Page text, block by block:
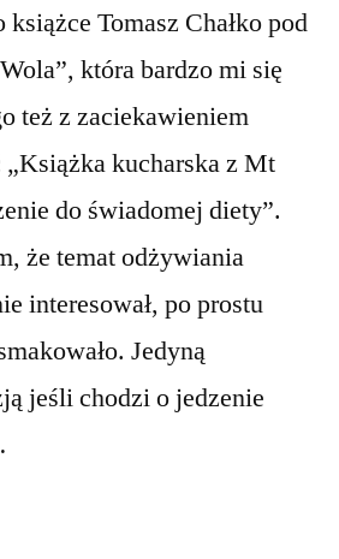
książce Tomasz Chałko pod
która bardzo mi się
też z zaciekawieniem
„Książka kucharska z Mt
do świadomej diety”.
że temat odżywiania
interesował, po prostu
Jedyną
jeśli chodzi o jedzenie